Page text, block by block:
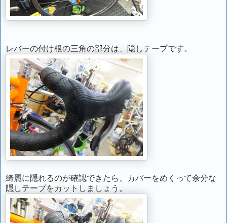
レバーの付け根の三角の部分は、隠しテープです。
綺麗に隠れるのが確認できたら、カバーをめくって余分な
隠しテープをカットしましょう。